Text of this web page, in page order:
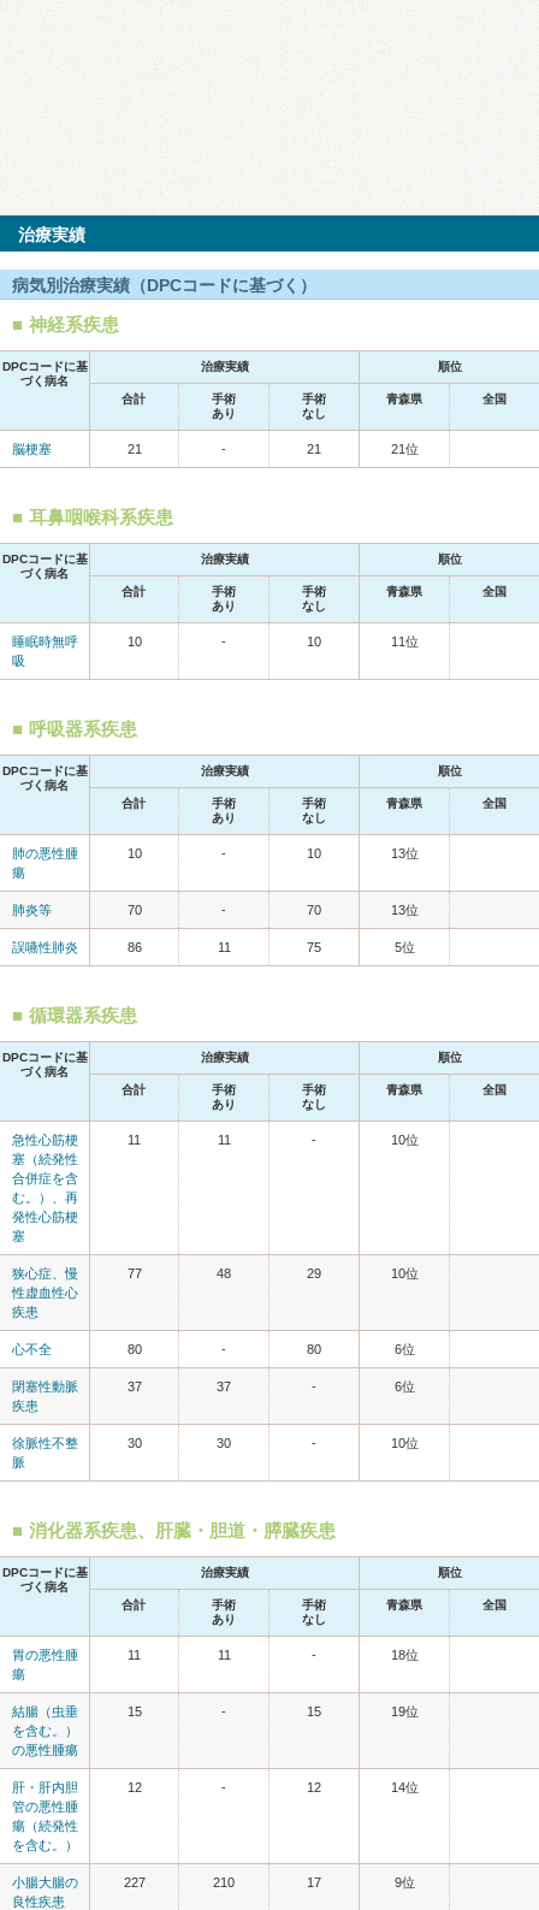
治療実績
病気別治療実績（DPCコードに基づく）
神経系疾患
DPCコードに基
づく病名
治療実績 順位
合計
手術
あり
手術
なし
青森県 全国
脳梗塞 21 - 21 21位
耳鼻咽喉科系疾患
DPCコードに基
づく病名
治療実績 順位
合計
手術
あり
手術
なし
青森県 全国
睡眠時無呼
吸
10 - 10 11位
呼吸器系疾患
DPCコードに基
づく病名
治療実績 順位
合計
手術
あり
手術
なし
青森県 全国
肺の悪性腫
瘍
10 - 10 13位
肺炎等 70 - 70 13位
誤嚥性肺炎 86 11 75 5位
循環器系疾患
DPCコードに基
づく病名
治療実績 順位
合計
手術
あり
手術
なし
青森県 全国
急性心筋梗
塞（続発性
合併症を含
む。）、再
発性心筋梗
塞
11 11 - 10位
狭心症、慢
性虚血性心
疾患
77 48 29 10位
心不全 80 - 80 6位
閉塞性動脈
疾患
37 37 - 6位
徐脈性不整
脈
30 30 - 10位
消化器系疾患、肝臓・胆道・膵臓疾患
DPCコードに基
づく病名
治療実績 順位
合計
手術
あり
手術
なし
青森県 全国
胃の悪性腫
瘍
11 11 - 18位
結腸（虫垂
を含む。）
の悪性腫瘍
15 - 15 19位
肝・肝内胆
管の悪性腫
瘍（続発性
を含む。）
12 - 12 14位
小腸大腸の
良性疾患
227 210 17 9位